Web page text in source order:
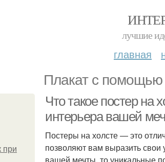
лучшие
главная
Плакат с помощью
при
Что такое постер на
интерьера вашей
Постеры на холсте — это
позволяют вам выразить свои